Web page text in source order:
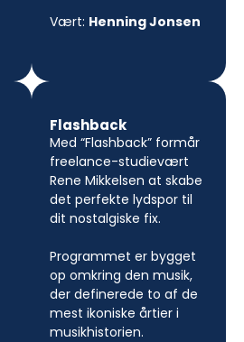
Vært: Henning Jonsen
Flashback
Med “Flashback” formår
freelance-studievært
Rene Mikkelsen at skabe
det perfekte lydspor til
dit nostalgiske fix.
Programmet er bygget
op omkring den musik,
der definerede to af de
mest ikoniske årtier i
musikhistorien.